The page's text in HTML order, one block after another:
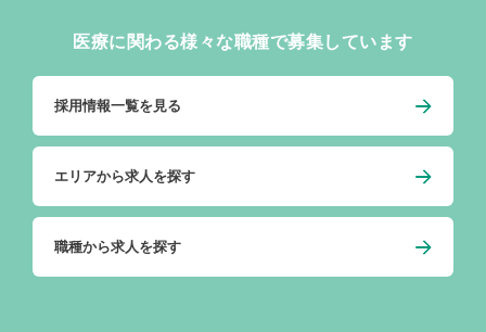
医療に関わる様々な職種で募集しています
採用情報一覧を見る
エリアから求人を探す
職種から求人を探す